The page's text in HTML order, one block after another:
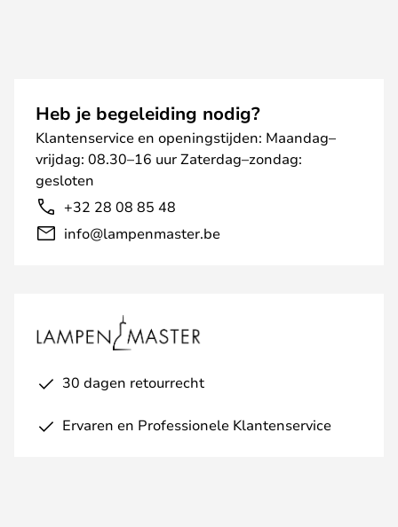
Heb je begeleiding nodig?
Klantenservice en openingstijden: Maandag–
vrijdag: 08.30–16 uur Zaterdag–zondag:
gesloten
+32 28 08 85 48
info@lampenmaster.be
30 dagen retourrecht
Ervaren en Professionele Klantenservice